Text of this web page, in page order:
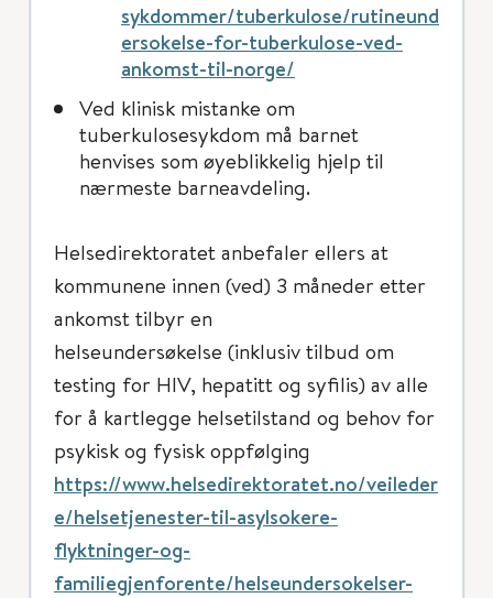
sykdommer/tuberkulose/rutineund
ersokelse-for-tuberkulose-ved-
ankomst-til-norge/
Ved klinisk mistanke om
tuberkulosesykdom må barnet
henvises som øyeblikkelig hjelp til
nærmeste barneavdeling.
Helsedirektoratet anbefaler ellers at
kommunene innen (ved) 3 måneder etter
ankomst tilbyr en
helseundersøkelse (inklusiv tilbud om
testing for HIV, hepatitt og syfilis) av alle
for å kartlegge helsetilstand og behov for
psykisk og fysisk oppfølging
https://www.helsedirektoratet.no/veileder
e/helsetjenester-til-asylsokere-
flyktninger-og-
familiegjenforente/helseundersokelser-